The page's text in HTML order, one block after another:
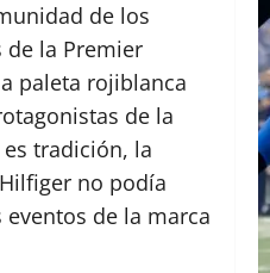
de los
de la Premier
paleta rojiblanca
de la
tradición, la
no podía
de la marca